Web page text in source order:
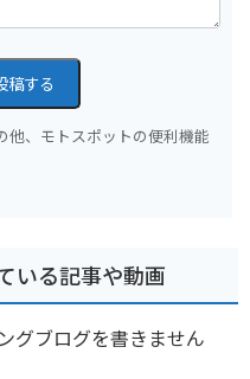
稿する
他、モトスポットの便利機能
いる記事や動画
グブログを書きません